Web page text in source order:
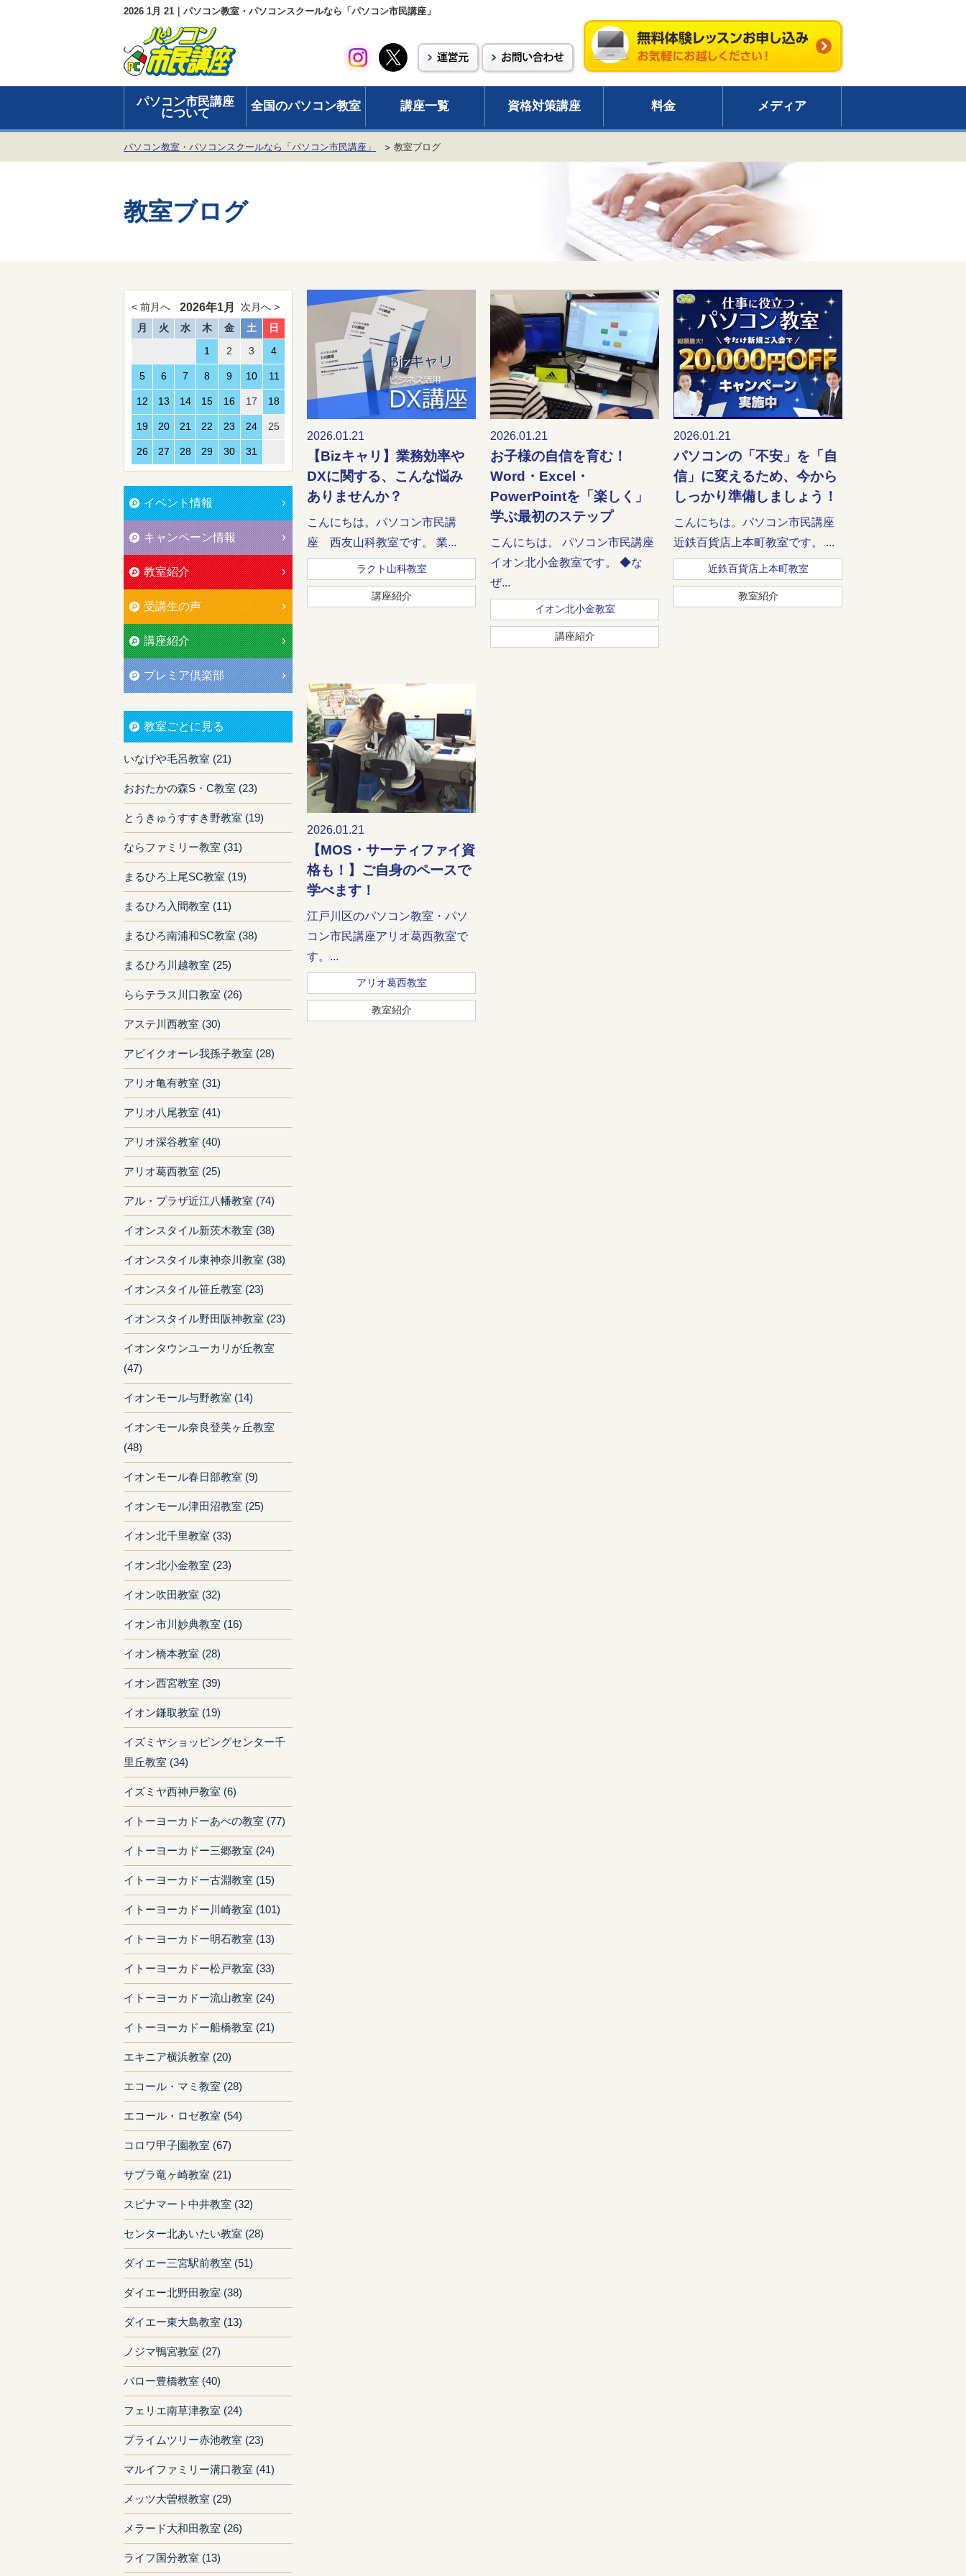
2026 1月 21｜パソコン教室・パソコンスクールなら「パソコン市民講座」
パソコン市民講座
について
全国のパソコン教室 講座一覧 資格対策講座 料金 メディア
パソコン教室・パソコンスクールなら「パソコン市民講座」 教室ブログ
教室ブログ
2026.01.21
【Bizキャリ】業務効率や
DXに関する、こんな悩み
ありませんか？
こんにちは。パソコン市民講
座 西友山科教室です。 業...
ラクト山科教室
講座紹介
2026.01.21
お子様の自信を育む！
Word・Excel・
PowerPointを「楽しく」
学ぶ最初のステップ
こんにちは。 パソコン市民講座
イオン北小金教室です。 ◆な
ぜ...
イオン北小金教室
講座紹介
2026.01.21
パソコンの「不安」を「自
信」に変えるため、今から
しっかり準備しましょう！
こんにちは。パソコン市民講座
近鉄百貨店上本町教室です。 ...
近鉄百貨店上本町教室
教室紹介
2026.01.21
【MOS・サーティファイ資
格も！】ご自身のペースで
学べます！
江戸川区のパソコン教室・パソ
コン市民講座アリオ葛西教室で
す。...
アリオ葛西教室
教室紹介
< 前月へ 2026年1月
次月へ >
月
火 水 木 金 土 日
1 2 3 4
5 6 7 8 9 10 11
12 13 14 15 16 17 18
19 20 21 22 23 24 25
26 27 28 29 30 31
イベント情報
キャンペーン情報
教室紹介
受講生の声
講座紹介
プレミア倶楽部
教室ごとに見る
いなげや毛呂教室 (21)
おおたかの森S・C教室 (23)
とうきゅうすすき野教室 (19)
ならファミリー教室 (31)
まるひろ上尾SC教室 (19)
まるひろ入間教室 (11)
まるひろ南浦和SC教室 (38)
まるひろ川越教室 (25)
ららテラス川口教室 (26)
アステ川西教室 (30)
アビイクオーレ我孫子教室 (28)
アリオ亀有教室 (31)
アリオ八尾教室 (41)
アリオ深谷教室 (40)
アリオ葛西教室 (25)
アル・プラザ近江八幡教室 (74)
イオンスタイル新茨木教室 (38)
イオンスタイル東神奈川教室 (38)
イオンスタイル笹丘教室 (23)
イオンスタイル野田阪神教室 (23)
イオンタウンユーカリが丘教室
(47)
イオンモール与野教室 (14)
イオンモール奈良登美ヶ丘教室
(48)
イオンモール春日部教室 (9)
イオンモール津田沼教室 (25)
イオン北千里教室 (33)
イオン北小金教室 (23)
イオン吹田教室 (32)
イオン市川妙典教室 (16)
イオン橋本教室 (28)
イオン西宮教室 (39)
イオン鎌取教室 (19)
イズミヤショッピングセンター千
里丘教室 (34)
イズミヤ西神戸教室 (6)
イトーヨーカドーあべの教室 (77)
イトーヨーカドー三郷教室 (24)
イトーヨーカドー古淵教室 (15)
イトーヨーカドー川崎教室 (101)
イトーヨーカドー明石教室 (13)
イトーヨーカドー松戸教室 (33)
イトーヨーカドー流山教室 (24)
イトーヨーカドー船橋教室 (21)
エキニア横浜教室 (20)
エコール・マミ教室 (28)
エコール・ロゼ教室 (54)
コロワ甲子園教室 (67)
サプラ竜ヶ崎教室 (21)
スピナマート中井教室 (32)
センター北あいたい教室 (28)
ダイエー三宮駅前教室 (51)
ダイエー北野田教室 (38)
ダイエー東大島教室 (13)
ノジマ鴨宮教室 (27)
バロー豊橋教室 (40)
フェリエ南草津教室 (24)
プライムツリー赤池教室 (23)
マルイファミリー溝口教室 (41)
メッツ大曽根教室 (29)
メラード大和田教室 (26)
ライフ国分教室 (13)